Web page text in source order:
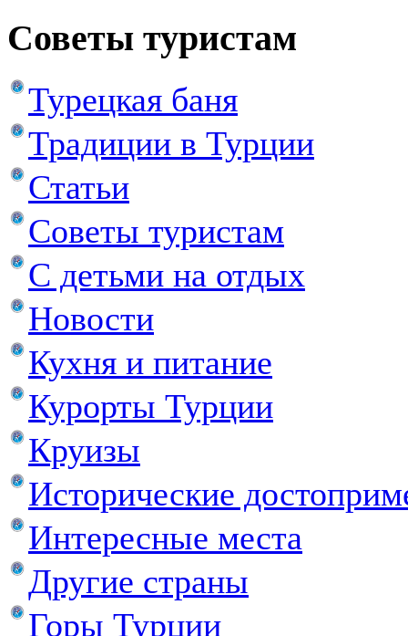
Советы туристам
Турецкая баня
Традиции в Турции
Статьи
Советы туристам
С детьми на отдых
Новости
Кухня и питание
Курорты Турции
Круизы
Исторические
Интересные места
Другие страны
Горы Турции